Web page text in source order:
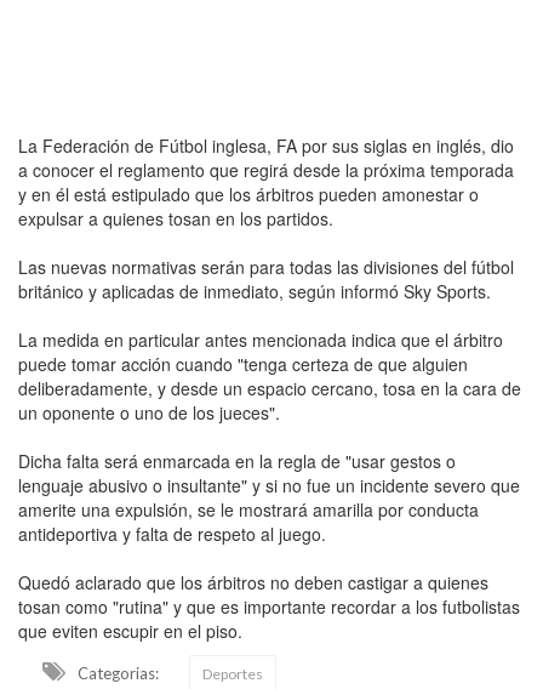
La Federación de Fútbol inglesa, FA por sus siglas en inglés, dio
a conocer el reglamento que regirá desde la próxima temporada
y en él está estipulado que los árbitros pueden amonestar o
expulsar a quienes tosan en los partidos.
Las nuevas normativas serán para todas las divisiones del fútbol
británico y aplicadas de inmediato, según informó Sky Sports.
La medida en particular antes mencionada indica que el árbitro
puede tomar acción cuando "tenga certeza de que alguien
deliberadamente, y desde un espacio cercano, tosa en la cara de
un oponente o uno de los jueces".
Dicha falta será enmarcada en la regla de "usar gestos o
lenguaje abusivo o insultante" y si no fue un incidente severo que
amerite una expulsión, se le mostrará amarilla por conducta
antideportiva y falta de respeto al juego.
Quedó aclarado que los árbitros no deben castigar a quienes
tosan como "rutina" y que es importante recordar a los futbolistas
que eviten escupir en el piso.
Categorias: Deportes